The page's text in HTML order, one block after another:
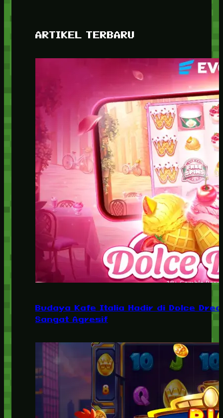
ARTIKEL TERBARU
Budaya Kafe Italia Hadir di Dolce
Sangat Agresif